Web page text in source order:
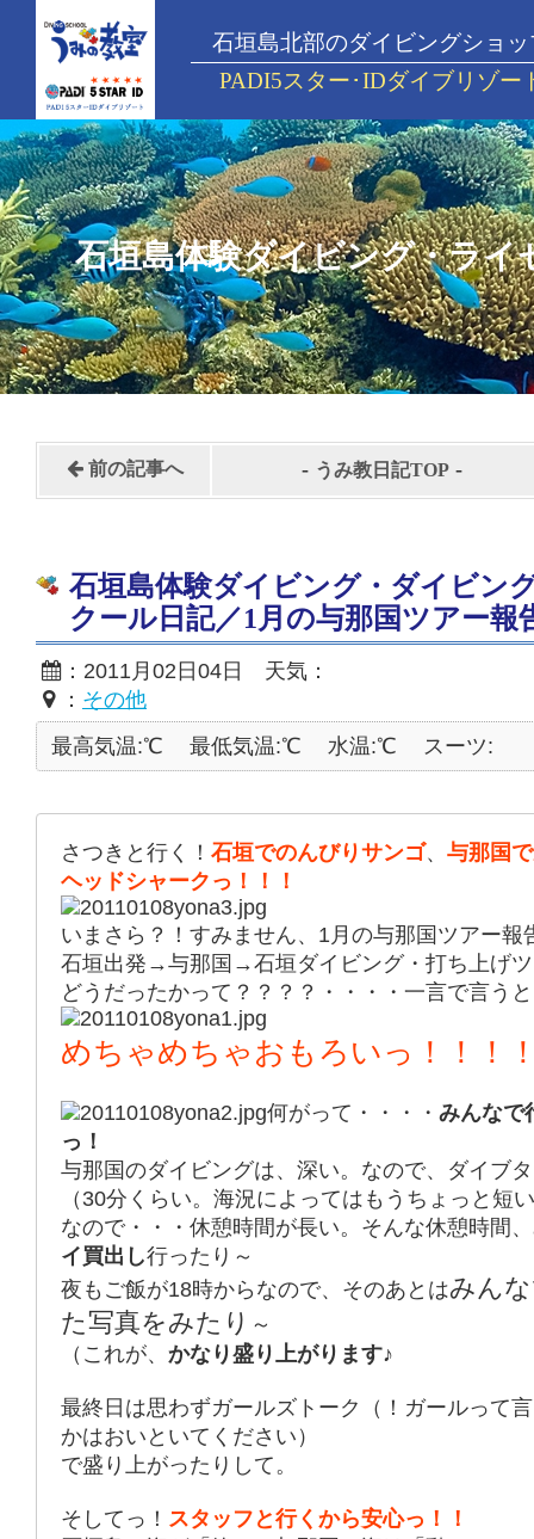
石垣島北部のダイビングショッ
PADI5スター･IDダイブリゾー
石垣島体験ダイビング・ライ
前の記事へ - うみ教日記TOP -
石垣島体験ダイビング・ダイビン
クール日記／1月の与那国ツアー報
：2011月02日04日 天気：
： その他
最高気温:℃
最低気温:℃ 水温:℃ スーツ:
さつきと行く！ 石垣でのんびりサンゴ、 与那国
ヘッドシャークっ！！！
いまさら？！すみません、1月の与那国ツアー報
石垣出発→与那国→石垣ダイビング・打ち上げ
どうだったかって？？？？・・・・一言で言う
めちゃめちゃおもろいっ！！！
何がって・・・・ みんなで
っ！
与那国のダイビングは、深い。なので、ダイブ
（30分くらい。海況によってはもうちょっと短
なので・・・休憩時間が長い。そんな休憩時間
イ買出し行ったり～
夜もご飯が18時からなので、そのあとはみん
た写真をみたり ～
（これが、 かなり盛り上がります♪
最終日は思わずガールズトーク（！ガールって
かはおいといてください）
で盛り上がったりして。
そしてっ！ スタッフと行くから安心っ！！